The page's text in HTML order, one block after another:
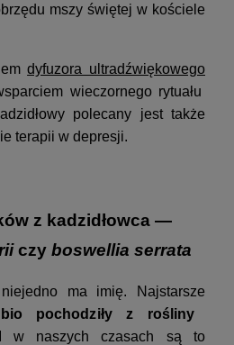
mszy świętej w kościele
dyfuzora ultradźwiękowego
wieczornego rytuału
polecany jest także
terapii w depresji.
z kadzidłowca —
czy boswellia serrata
ma imię. Najstarsze
pochodziły z rośliny
w naszych czasach są to